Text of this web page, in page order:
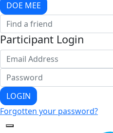
DOE MEE
Participant Login
LOGIN
Forgotten your password?